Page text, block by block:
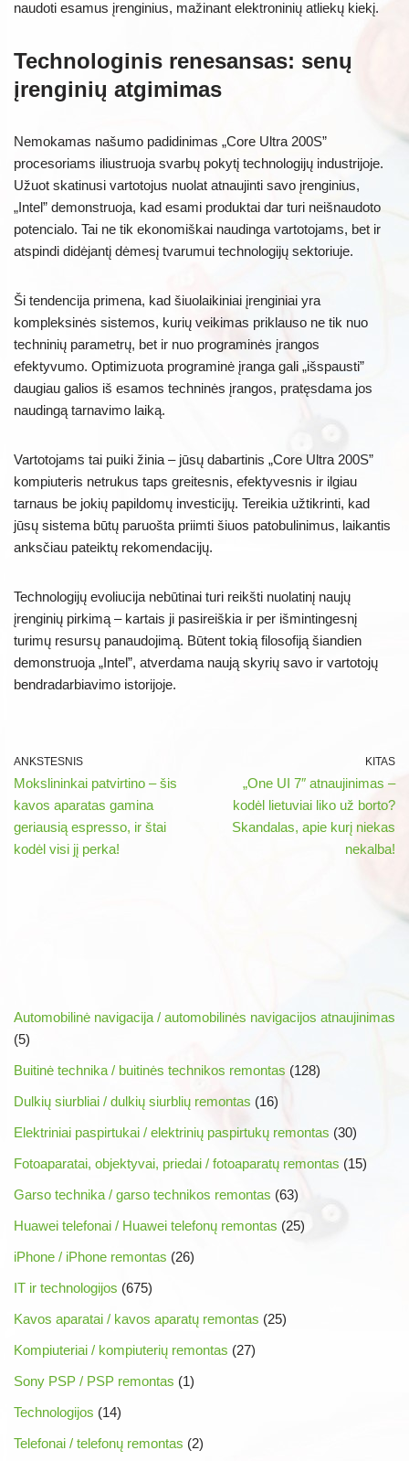
naudoti esamus įrenginius, mažinant elektroninių atliekų kiekį.
Technologinis renesansas: senų
įrenginių atgimimas
Nemokamas našumo padidinimas „Core Ultra 200S”
procesoriams iliustruoja svarbų pokytį technologijų industrijoje.
Užuot skatinusi vartotojus nuolat atnaujinti savo įrenginius,
„Intel” demonstruoja, kad esami produktai dar turi neišnaudoto
potencialo. Tai ne tik ekonomiškai naudinga vartotojams, bet ir
atspindi didėjantį dėmesį tvarumui technologijų sektoriuje.
Ši tendencija primena, kad šiuolaikiniai įrenginiai yra
kompleksinės sistemos, kurių veikimas priklauso ne tik nuo
techninių parametrų, bet ir nuo programinės įrangos
efektyvumo. Optimizuota programinė įranga gali „išspausti”
daugiau galios iš esamos techninės įrangos, pratęsdama jos
naudingą tarnavimo laiką.
Vartotojams tai puiki žinia – jūsų dabartinis „Core Ultra 200S”
kompiuteris netrukus taps greitesnis, efektyvesnis ir ilgiau
tarnaus be jokių papildomų investicijų. Tereikia užtikrinti, kad
jūsų sistema būtų paruošta priimti šiuos patobulinimus, laikantis
anksčiau pateiktų rekomendacijų.
Technologijų evoliucija nebūtinai turi reikšti nuolatinį naujų
įrenginių pirkimą – kartais ji pasireiškia ir per išmintingesnį
turimų resursų panaudojimą. Būtent tokią filosofiją šiandien
demonstruoja „Intel”, atverdama naują skyrių savo ir vartotojų
bendradarbiavimo istorijoje.
ANKSTESNIS
Mokslininkai patvirtino – šis
kavos aparatas gamina
geriausią espresso, ir štai
kodėl visi jį perka!
KITAS
„One UI 7″ atnaujinimas –
kodėl lietuviai liko už borto?
Skandalas, apie kurį niekas
nekalba!
Automobilinė navigacija / automobilinės navigacijos atnaujinimas
(5)
Buitinė technika / buitinės technikos remontas (128)
Dulkių siurbliai / dulkių siurblių remontas (16)
Elektriniai paspirtukai / elektrinių paspirtukų remontas (30)
Fotoaparatai, objektyvai, priedai / fotoaparatų remontas (15)
Garso technika / garso technikos remontas (63)
Huawei telefonai / Huawei telefonų remontas (25)
iPhone / iPhone remontas (26)
IT ir technologijos (675)
Kavos aparatai / kavos aparatų remontas (25)
Kompiuteriai / kompiuterių remontas (27)
Sony PSP / PSP remontas (1)
Technologijos (14)
Telefonai / telefonų remontas (2)